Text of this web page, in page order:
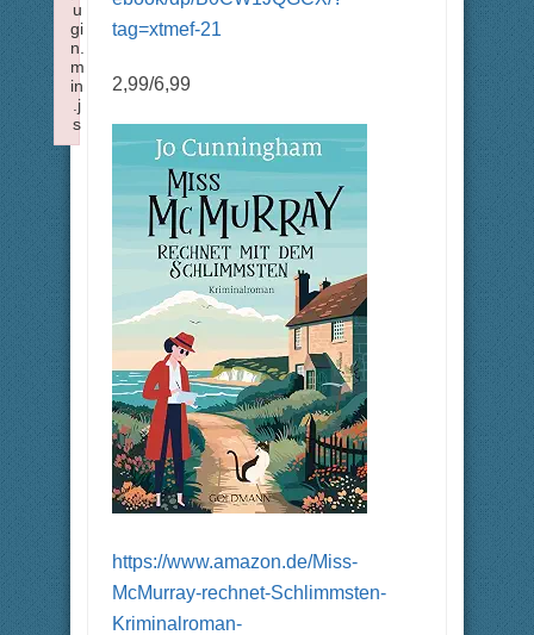
tag=xtmef-21
2,99/6,99
https://www.amazon.de/Miss-
McMurray-rechnet-Schlimmsten-
Kriminalroman-
u
gi
n.
m
in
.j
s
Failed to load plugin: insertdatetime from url https://